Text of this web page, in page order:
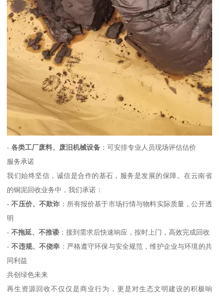
-各类工厂废料、废旧机械设备 ：可安排专业人员现场评估估价
服务承诺
我们始终坚信，诚信是合作的基石，服务是发展的保障。在云南省
的铜泥回收业务中，我们承诺：
-不压价、不欺诈 ：所有报价基于市场行情与物料实际质量，公开透
明
-不拖延、不推诿 ：接到需求后快速响应，按时上门，高效完成回收
-不违规、不侥幸 ：严格遵守环保与安全规范，维护企业与环境的共
同利益
共创绿色未来
再生资源回收不仅仅是商业行为，更是对生态文明建设的积极响